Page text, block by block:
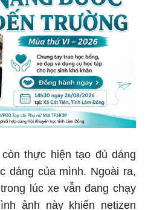
thực hiện tạo đủ dáng
dáng của mình. Ngoài ra,
lúc xe vẫn đang chạy
ảnh này khiến netizen